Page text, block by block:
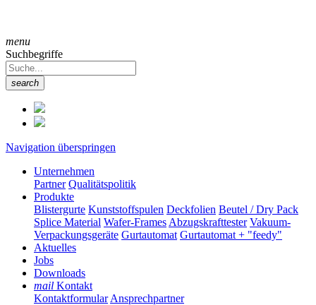
menu
Suchbegriffe
search
Navigation überspringen
Unternehmen
Partner Qualitätspolitik
Produkte
Blistergurte Kunststoffspulen Deckfolien Beutel / Dry Pack
Splice Material Wafer-Frames Abzugskrafttester Vakuum-
Verpackungsgeräte Gurtautomat Gurtautomat + "feedy"
Aktuelles
Jobs
Downloads
mail Kontakt
Kontaktformular Ansprechpartner